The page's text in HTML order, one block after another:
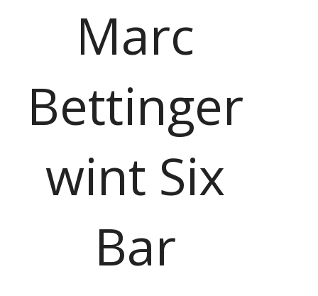
Marc
Bettinger
wint Six
Bar